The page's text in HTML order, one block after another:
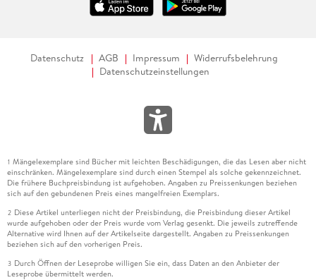
Datenschutz AGB Impressum
Widerrufsbelehrung
Datenschutzeinstellungen
1 Mängelexemplare sind Bücher mit leichten Beschädigungen, die das Lesen aber nicht
einschränken. Mängelexemplare sind durch einen Stempel als solche gekennzeichnet.
Die frühere Buchpreisbindung ist aufgehoben. Angaben zu Preissenkungen beziehen
sich auf den gebundenen Preis eines mangelfreien Exemplars.
2 Diese Artikel unterliegen nicht der Preisbindung, die Preisbindung dieser Artikel
wurde aufgehoben oder der Preis wurde vom Verlag gesenkt. Die jeweils zutreffende
Alternative wird Ihnen auf der Artikelseite dargestellt. Angaben zu Preissenkungen
beziehen sich auf den vorherigen Preis.
3 Durch Öffnen der Leseprobe willigen Sie ein, dass Daten an den Anbieter der
Leseprobe übermittelt werden.